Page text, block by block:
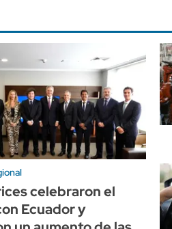
celebraron el
Ecuador y